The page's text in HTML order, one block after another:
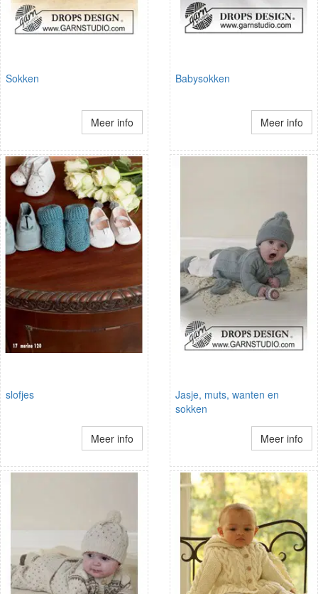
Sokken
Meer info
Babysokken
Meer info
slofjes
Meer info
Jasje, muts, wanten en
sokken
Meer info